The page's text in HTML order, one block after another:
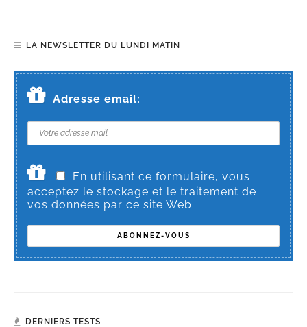
LA NEWSLETTER DU LUNDI MATIN
Adresse email:
En utilisant ce formulaire, vous
acceptez le stockage et le traitement de
vos données par ce site Web.
DERNIERS TESTS